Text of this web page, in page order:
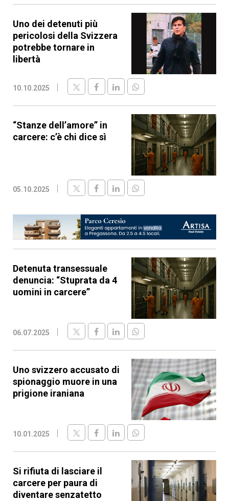
Uno dei detenuti più
pericolosi della Svizzera
potrebbe tornare in
libertà
10.10.2025
“Stanze dell’amore” in
carcere: c’è chi dice sì
05.10.2025
Detenuta transessuale
denuncia: “Stuprata da 4
uomini in carcere”
06.07.2025
Uno svizzero accusato di
spionaggio muore in una
prigione iraniana
10.01.2025
Si rifiuta di lasciare il
carcere per paura di
diventare senzatetto